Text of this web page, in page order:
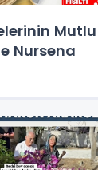
Mutlu
Nursena